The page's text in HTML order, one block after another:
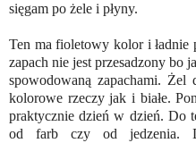
sięgam po żele i płyny.
Ten ma fioletowy kolor i ładnie
zapach nie jest przesadzony bo
spowodowaną zapachami. Żel
kolorowe rzeczy jak i białe.
praktycznie dzień w dzień. Do
od farb czy od jedzenia.